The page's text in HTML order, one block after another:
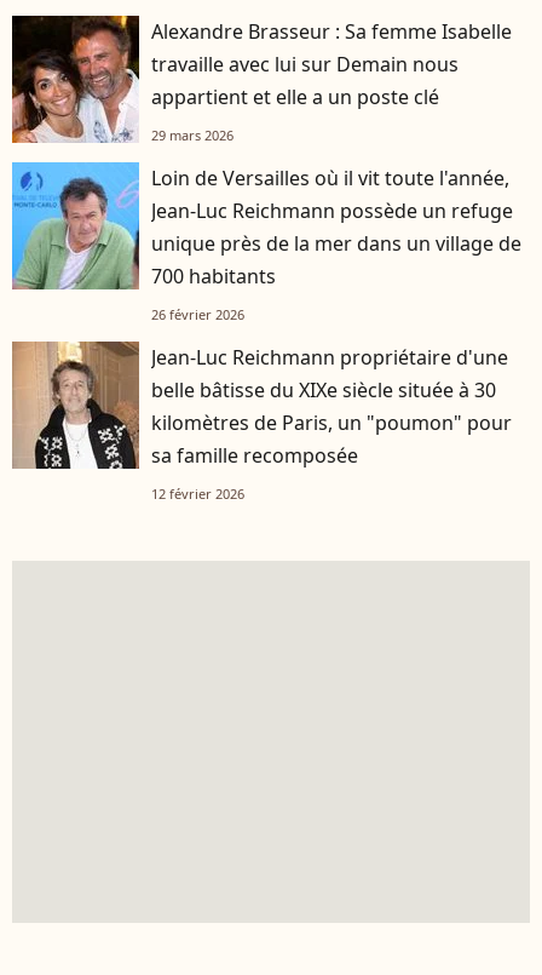
Alexandre Brasseur : Sa femme Isabelle
travaille avec lui sur Demain nous
appartient et elle a un poste clé
29 mars 2026
Loin de Versailles où il vit toute l'année,
Jean-Luc Reichmann possède un refuge
unique près de la mer dans un village de
700 habitants
26 février 2026
Jean-Luc Reichmann propriétaire d'une
belle bâtisse du XIXe siècle située à 30
kilomètres de Paris, un "poumon" pour
sa famille recomposée
12 février 2026